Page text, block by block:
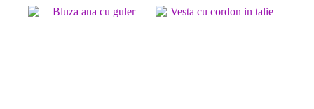
variații.
multe
variații.